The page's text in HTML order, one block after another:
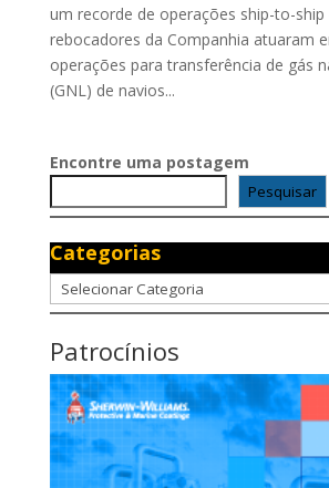
um recorde de operações ship-to-ship
rebocadores da Companhia atuaram
operações para transferência de gás
(GNL) de navios...
Encontre uma postagem
Pesquisar
Categorias
Categorias
Patrocínios